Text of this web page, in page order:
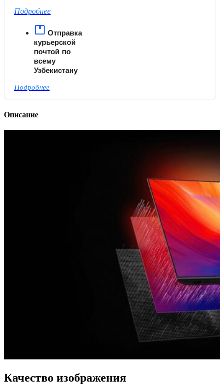
Подробнее
Отправка
курьерской
почтой по
всему
Узбекистану
Подробнее
Описание
Качество изображения